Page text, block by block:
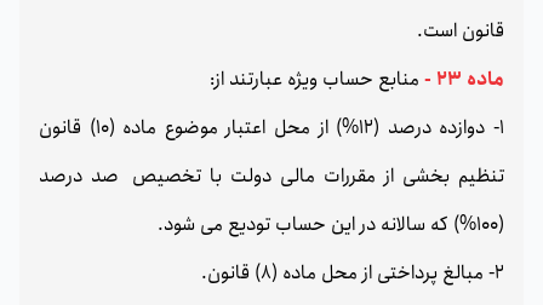
قانون است.
ماده 23 -
منابع حساب ویژه عبارتند از:
1- دوازده درصد (12%) از محل اعتبار موضوع ماده (10) قانون
تنظیم بخشی از مقررات مالی دولت با تخصیص صد درصد
(100%) که سالانه در این حساب تودیع می شود.
2- مبالغ پرداختی از محل ماده (8) قانون.